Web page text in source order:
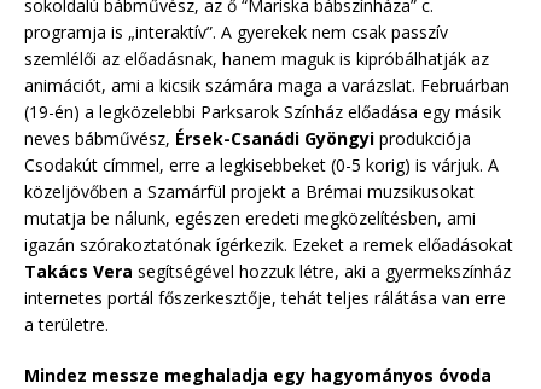
sokoldalú bábművész, az ő “Mariska bábszínháza” c.
programja is „interaktív”. A gyerekek nem csak passzív
szemlélői az előadásnak, hanem maguk is kipróbálhatják az
animációt, ami a kicsik számára maga a varázslat. Februárban
(19-én) a legközelebbi Parksarok Színház előadása egy másik
neves bábművész, Érsek-Csanádi Gyöngyi produkciója
Csodakút címmel, erre a legkisebbeket (0-5 korig) is várjuk. A
közeljövőben a Szamárfül projekt a Brémai muzsikusokat
mutatja be nálunk, egészen eredeti megközelítésben, ami
igazán szórakoztatónak ígérkezik. Ezeket a remek előadásokat
Takács Vera segítségével hozzuk létre, aki a gyermekszínház
internetes portál főszerkesztője, tehát teljes rálátása van erre
a területre.
Mindez messze meghaladja egy hagyományos óvoda